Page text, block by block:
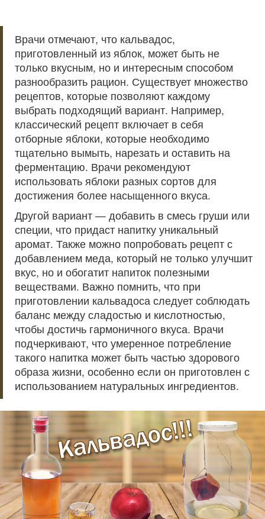
Врачи отмечают, что кальвадос,
приготовленный из яблок, может быть не
только вкусным, но и интересным способом
разнообразить рацион. Существует множество
рецептов, которые позволяют каждому
выбрать подходящий вариант. Например,
классический рецепт включает в себя
отборные яблоки, которые необходимо
тщательно вымыть, нарезать и оставить на
ферментацию. Врачи рекомендуют
использовать яблоки разных сортов для
достижения более насыщенного вкуса.
Другой вариант — добавить в смесь груши или
специи, что придаст напитку уникальный
аромат. Также можно попробовать рецепт с
добавлением меда, который не только улучшит
вкус, но и обогатит напиток полезными
веществами. Важно помнить, что при
приготовлении кальвадоса следует соблюдать
баланс между сладостью и кислотностью,
чтобы достичь гармоничного вкуса. Врачи
подчеркивают, что умеренное потребление
такого напитка может быть частью здорового
образа жизни, особенно если он приготовлен с
использованием натуральных ингредиентов.